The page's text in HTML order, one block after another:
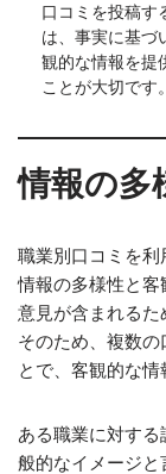
口コミを投稿す
は、事実に基づ
観的な情報を提
ことが大切です。
情報の多
職業別口コミを利
情報の多様性と客
意見が含まれるた
そのため、複数の
とで、客観的な情
ある職業に対す
般的なイメージ